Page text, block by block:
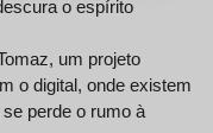
o espírito
um projeto
o digital, onde existem
perde o rumo à